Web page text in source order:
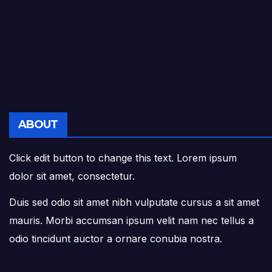
ABOUT
Click edit button to change this text. Lorem ipsum
dolor sit amet, consectetur.
Duis sed odio sit amet nibh vulputate cursus a sit amet
mauris. Morbi accumsan ipsum velit nam nec tellus a
odio tincidunt auctor a ornare conubia nostra.